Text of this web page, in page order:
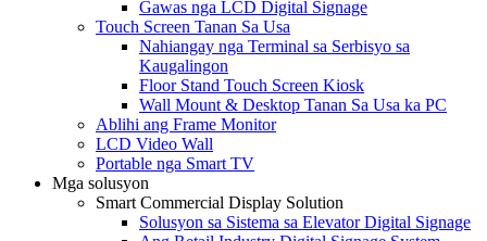
Gawas nga LCD Digital Signage
Touch Screen Tanan Sa Usa
Nahiangay nga Terminal sa Serbisyo sa
Kaugalingon
Floor Stand Touch Screen Kiosk
Wall Mount & Desktop Tanan Sa Usa ka PC
Ablihi ang Frame Monitor
LCD Video Wall
Portable nga Smart TV
Mga solusyon
Smart Commercial Display Solution
Solusyon sa Sistema sa Elevator Digital Signage